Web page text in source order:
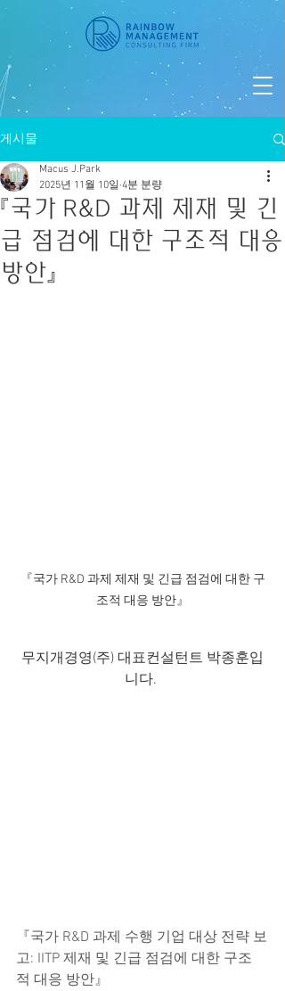
게시물
『국가 R&D 과제 제재 및 긴
급 점검에 대한 구조적 대응
방안』
Macus J.Park
2025년 11월 10일 4분 분량
『국가 R&D 과제 제재 및 긴급 점검에 대한 구
조적 대응 방안』
무지개경영(주) 대표컨설턴트 박종훈입
니다.
『국가 R&D 과제 수행 기업 대상 전략 보
고: IITP 제재 및 긴급 점검에 대한 구조
적 대응 방안』